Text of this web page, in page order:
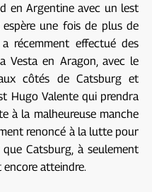
en Argentine avec un lest
une fois de plus de
récemment effectué des
Vesta en Aragon, avec le
côtés de Catsburg et
Hugo Valente qui prendra
à la malheureuse manche
renoncé à la lutte pour
Catsburg, à seulement
atteindre.